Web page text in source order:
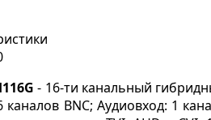
- 16-ти канальный
каналов BNC; Аудиовход: 1